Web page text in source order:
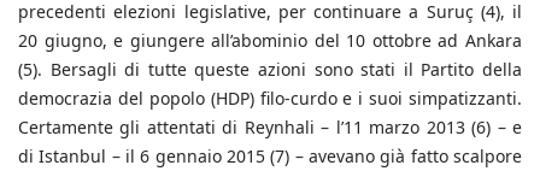
precedenti elezioni legislative, per continuare a Suruç (4), il
20 giugno, e giungere all’abominio del 10 ottobre ad Ankara
(5). Bersagli di tutte queste azioni sono stati il Partito della
democrazia del popolo (HDP) filo-curdo e i suoi simpatizzanti.
Certamente gli attentati di Reynhali – l’11 marzo 2013 (6) – e
di Istanbul – il 6 gennaio 2015 (7) – avevano già fatto scalpore